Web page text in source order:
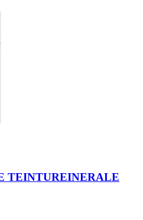
TEINTUREINERALE